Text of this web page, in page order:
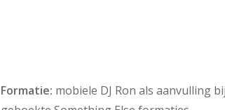
Formatie: mobiele DJ Ron als aanvulling